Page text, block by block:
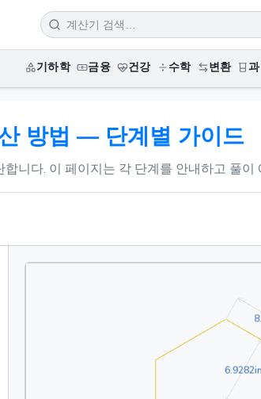
기하학 금융 건강 수학 변환
방법 — 단계별 가이드
니다. 이 페이지는 각 단계를 안내하고 풀
8.
6.9282in